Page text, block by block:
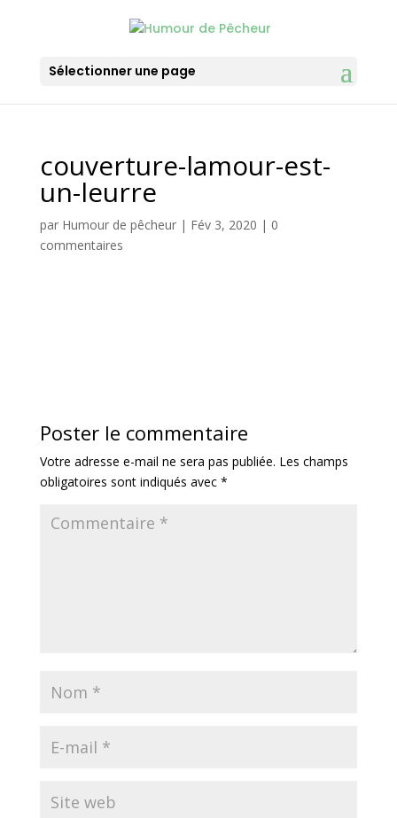
Sélectionner une page
couverture-lamour-est-
un-leurre
par Humour de pêcheur| Fév 3, 2020 | 0
commentaires
Poster le commentaire
Votre adresse e-mail ne sera pas publiée. Les champs
obligatoires sont indiqués avec *